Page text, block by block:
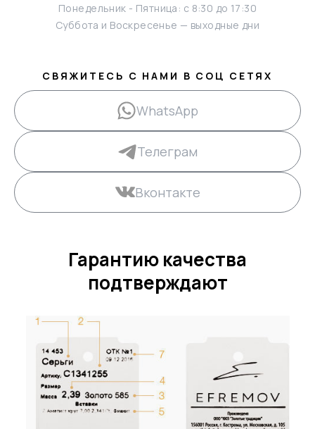
Понедельник - Пятница: с 8:30 до 17:30
Суббота и Воскресенье — выходные дни
СВЯЖИТЕСЬ С НАМИ В СОЦ СЕТЯХ
WhatsApp
Телеграм
Вконтакте
Гарантию качества
подтверждают